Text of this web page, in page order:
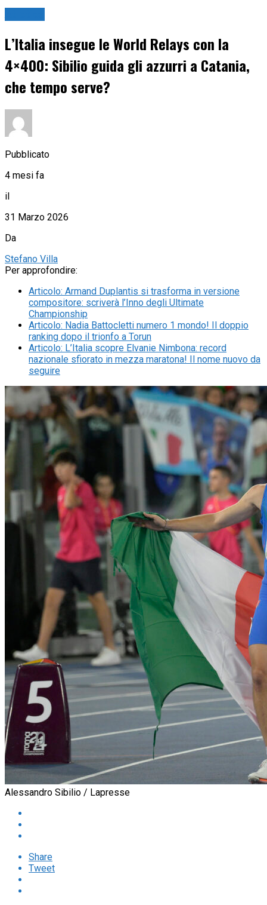
L’Italia insegue le World Relays con la
4×400: Sibilio guida gli azzurri a Catania,
che tempo serve?
Pubblicato
4 mesi fa
il
31 Marzo 2026
Da
Stefano Villa
Per approfondire:
Articolo: Armand Duplantis si trasforma in versione
compositore: scriverà l’Inno degli Ultimate
Championship
Articolo: Nadia Battocletti numero 1 mondo! Il doppio
ranking dopo il trionfo a Torun
Articolo: L’Italia scopre Elvanie Nimbona: record
nazionale sfiorato in mezza maratona! Il nome nuovo da
seguire
Alessandro Sibilio / Lapresse
Share
Tweet